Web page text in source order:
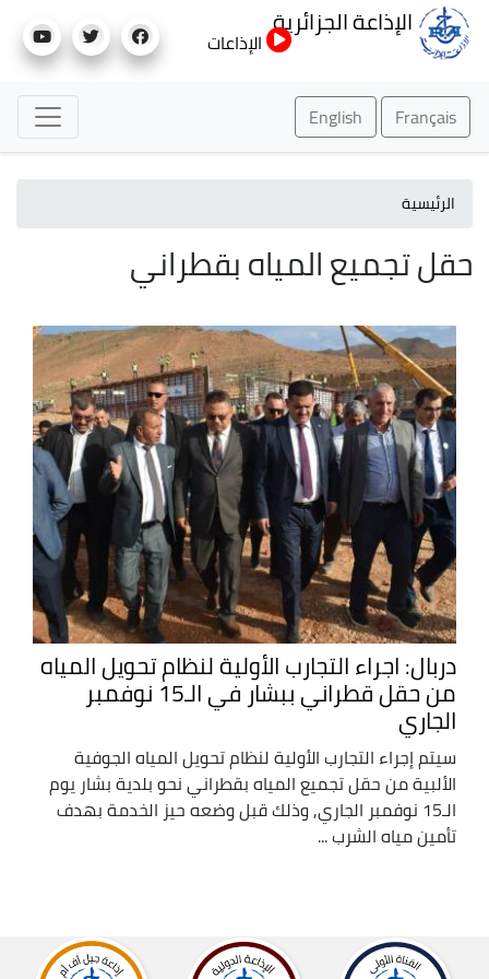
إلى
الإذاعة الجزائرية
الإذاعات
Français
English
الرئيسية
حقل تجميع المياه بقطراني
دربال: اجراء التجارب الأولية لنظام تحويل المياه
من حقل قطراني ببشار في الـ15 نوفمبر
الجاري
سيتم إجراء التجارب الأولية لنظام تحويل المياه الجوفية
الألبية من حقل تجميع المياه بقطراني نحو بلدية بشار يوم
الـ15 نوفمبر الجاري, وذلك قبل وضعه حيز الخدمة بهدف
تأمين مياه الشرب ...